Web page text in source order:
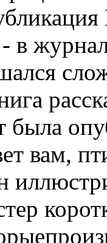
в
была
вам,